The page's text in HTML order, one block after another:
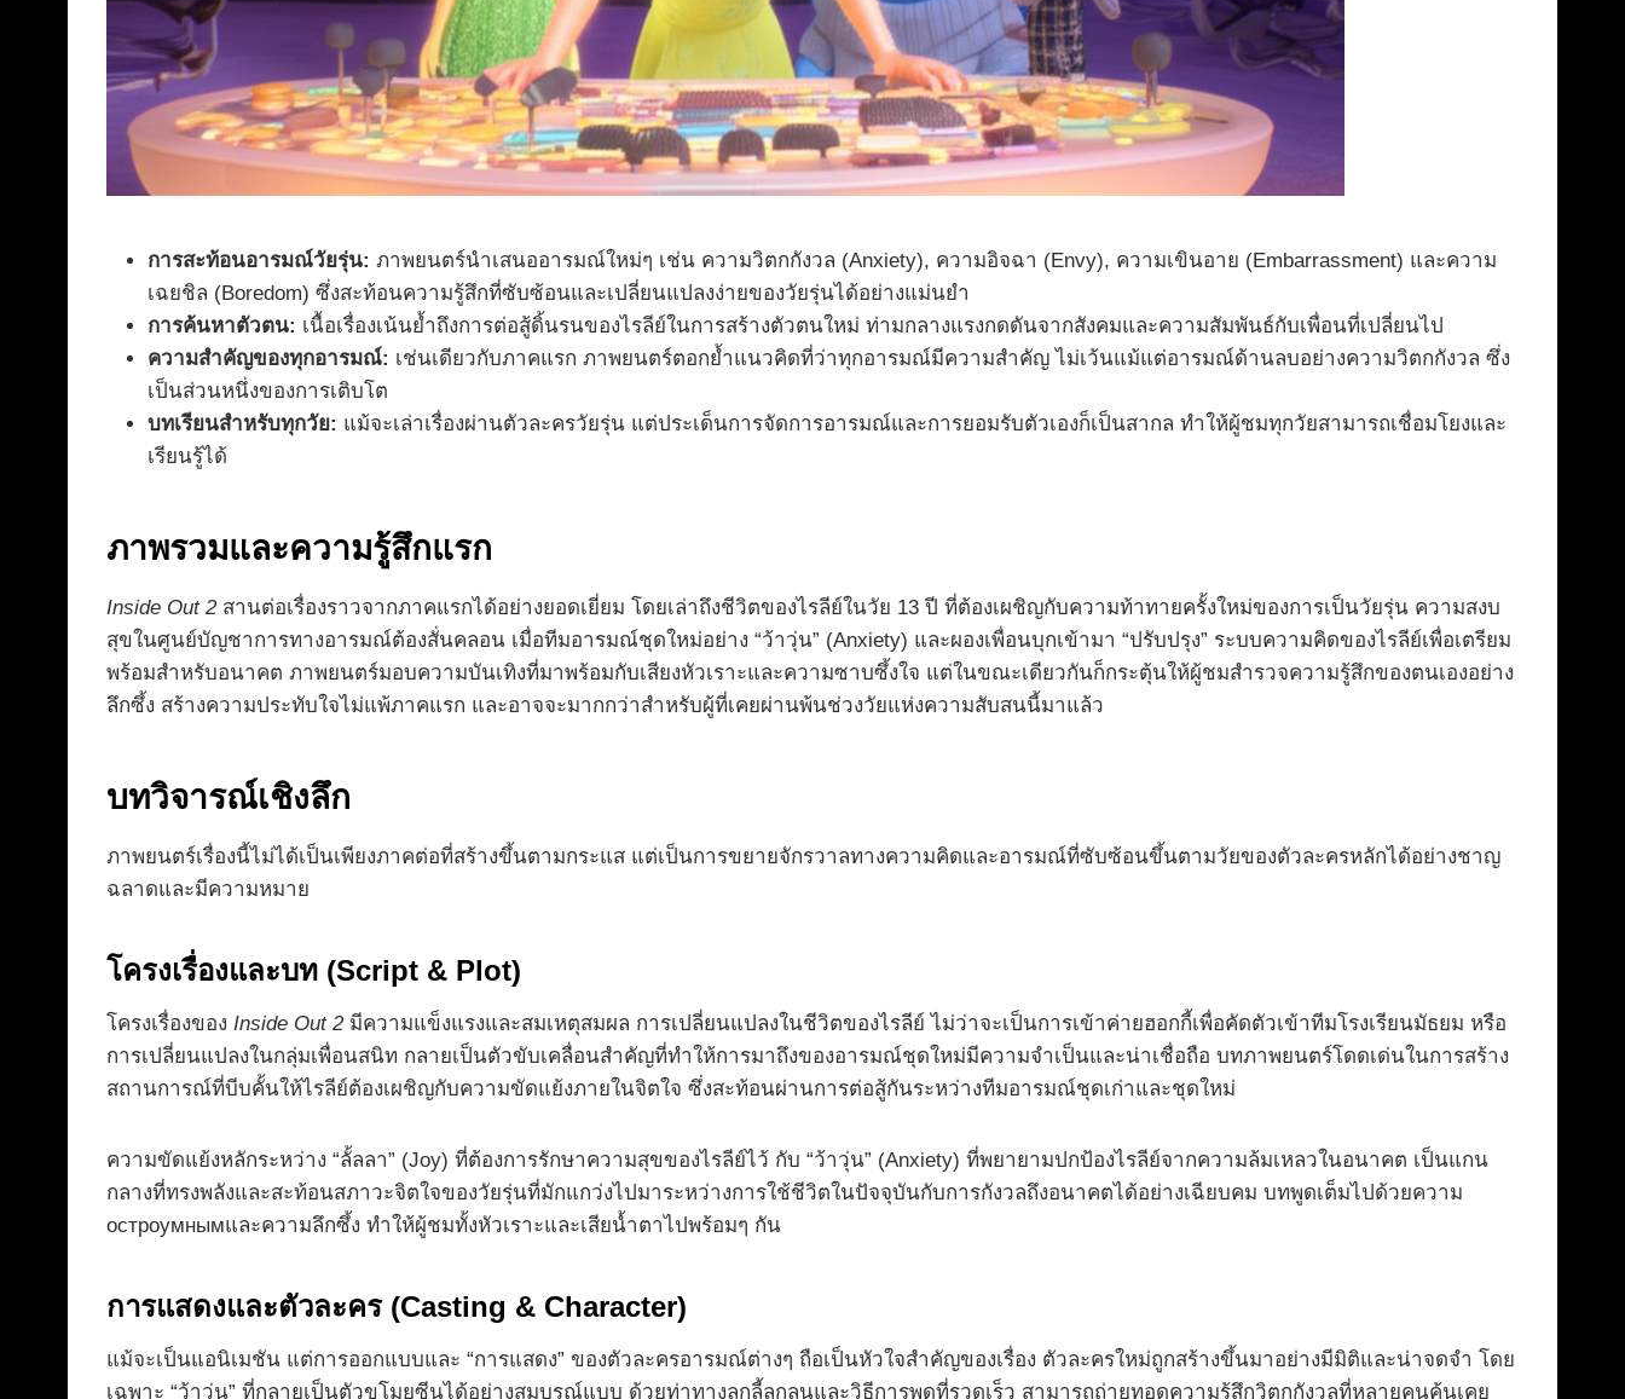
การสะท้อนอารมณ์วัยรุ่น: ภาพยนตร์นำเสนออารมณ์ใหม่ๆ เช่น ความวิตกกังวล (Anxiety), ความอิจฉา (Envy), ความเขินอาย (Embarrassment) และความ
เฉยชิล (Boredom) ซึ่งสะท้อนความรู้สึกที่ซับซ้อนและเปลี่ยนแปลงง่ายของวัยรุ่นได้อย่างแม่นยำ
การค้นหาตัวตน: เนื้อเรื่องเน้นย้ำถึงการต่อสู้ดิ้นรนของไรลีย์ในการสร้างตัวตนใหม่ ท่ามกลางแรงกดดันจากสังคมและความสัมพันธ์กับเพื่อนที่เปลี่ยนไป
ความสำคัญของทุกอารมณ์: เช่นเดียวกับภาคแรก ภาพยนตร์ตอกย้ำแนวคิดที่ว่าทุกอารมณ์มีความสำคัญ ไม่เว้นแม้แต่อารมณ์ด้านลบอย่างความวิตกกังวล ซึ่ง
เป็นส่วนหนึ่งของการเติบโต
บทเรียนสำหรับทุกวัย: แม้จะเล่าเรื่องผ่านตัวละครวัยรุ่น แต่ประเด็นการจัดการอารมณ์และการยอมรับตัวเองก็เป็นสากล ทำให้ผู้ชมทุกวัยสามารถเชื่อมโยงและ
เรียนรู้ได้
ภาพรวมและความรู้สึกแรก
Inside Out 2สานต่อเรื่องราวจากภาคแรกได้อย่างยอดเยี่ยม โดยเล่าถึงชีวิตของไรลีย์ในวัย 13 ปี ที่ต้องเผชิญกับความท้าทายครั้งใหม่ของการเป็นวัยรุ่น ความสงบ
สุขในศูนย์บัญชาการทางอารมณ์ต้องสั่นคลอน เมื่อทีมอารมณ์ชุดใหม่อย่าง “ว้าวุ่น” (Anxiety) และผองเพื่อนบุกเข้ามา “ปรับปรุง” ระบบความคิดของไรลีย์เพื่อเตรียม
พร้อมสำหรับอนาคต ภาพยนตร์มอบความบันเทิงที่มาพร้อมกับเสียงหัวเราะและความซาบซึ้งใจ แต่ในขณะเดียวกันก็กระตุ้นให้ผู้ชมสำรวจความรู้สึกของตนเองอย่าง
ลึกซึ้ง สร้างความประทับใจไม่แพ้ภาคแรก และอาจจะมากกว่าสำหรับผู้ที่เคยผ่านพ้นช่วงวัยแห่งความสับสนนี้มาแล้ว
บทวิจารณ์เชิงลึก
ภาพยนตร์เรื่องนี้ไม่ได้เป็นเพียงภาคต่อที่สร้างขึ้นตามกระแส แต่เป็นการขยายจักรวาลทางความคิดและอารมณ์ที่ซับซ้อนขึ้นตามวัยของตัวละครหลักได้อย่างชาญ
ฉลาดและมีความหมาย
โครงเรื่องและบท (Script & Plot)
โครงเรื่องของ Inside Out 2มีความแข็งแรงและสมเหตุสมผล การเปลี่ยนแปลงในชีวิตของไรลีย์ ไม่ว่าจะเป็นการเข้าค่ายฮอกกี้เพื่อคัดตัวเข้าทีมโรงเรียนมัธยม หรือ
การเปลี่ยนแปลงในกลุ่มเพื่อนสนิท กลายเป็นตัวขับเคลื่อนสำคัญที่ทำให้การมาถึงของอารมณ์ชุดใหม่มีความจำเป็นและน่าเชื่อถือ บทภาพยนตร์โดดเด่นในการสร้าง
สถานการณ์ที่บีบคั้นให้ไรลีย์ต้องเผชิญกับความขัดแย้งภายในจิตใจ ซึ่งสะท้อนผ่านการต่อสู้กันระหว่างทีมอารมณ์ชุดเก่าและชุดใหม่
ความขัดแย้งหลักระหว่าง “ลั้ลลา” (Joy) ที่ต้องการรักษาความสุขของไรลีย์ไว้ กับ “ว้าวุ่น” (Anxiety) ที่พยายามปกป้องไรลีย์จากความล้มเหลวในอนาคต เป็นแกน
กลางที่ทรงพลังและสะท้อนสภาวะจิตใจของวัยรุ่นที่มักแกว่งไปมาระหว่างการใช้ชีวิตในปัจจุบันกับการกังวลถึงอนาคตได้อย่างเฉียบคม บทพูดเต็มไปด้วยความ
остроумнымและความลึกซึ้ง ทำให้ผู้ชมทั้งหัวเราะและเสียน้ำตาไปพร้อมๆ กัน
การแสดงและตัวละคร (Casting & Character)
แม้จะเป็นแอนิเมชัน แต่การออกแบบและ “การแสดง” ของตัวละครอารมณ์ต่างๆ ถือเป็นหัวใจสำคัญของเรื่อง ตัวละครใหม่ถูกสร้างขึ้นมาอย่างมีมิติและน่าจดจำ โดย
เฉพาะ “ว้าวุ่น” ที่กลายเป็นตัวขโมยซีนได้อย่างสมบูรณ์แบบ ด้วยท่าทางลุกลี้ลุกลนและวิธีการพูดที่รวดเร็ว สามารถถ่ายทอดความรู้สึกวิตกกังวลที่หลายคนคุ้นเคย